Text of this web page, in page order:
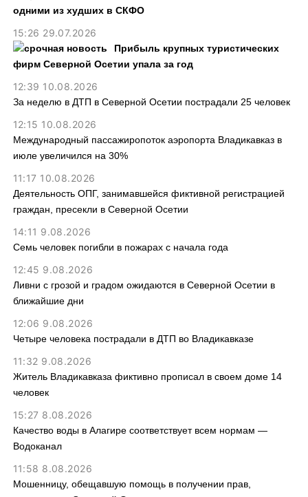
одними из худших в СКФО
15:26 29.07.2026
Прибыль крупных туристических
фирм Северной Осетии упала за год
12:39 10.08.2026
За неделю в ДТП в Северной Осетии пострадали 25 человек
12:15 10.08.2026
Международный пассажиропоток аэропорта Владикавказ в
июле увеличился на 30%
11:17 10.08.2026
Деятельность ОПГ, занимавшейся фиктивной регистрацией
граждан, пресекли в Северной Осетии
14:11 9.08.2026
Семь человек погибли в пожарах с начала года
12:45 9.08.2026
Ливни с грозой и градом ожидаются в Северной Осетии в
ближайшие дни
12:06 9.08.2026
Четыре человека пострадали в ДТП во Владикавказе
11:32 9.08.2026
Житель Владикавказа фиктивно прописал в своем доме 14
человек
15:27 8.08.2026
Качество воды в Алагире соответствует всем нормам —
Водоканал
11:58 8.08.2026
Мошенницу, обещавшую помощь в получении прав,